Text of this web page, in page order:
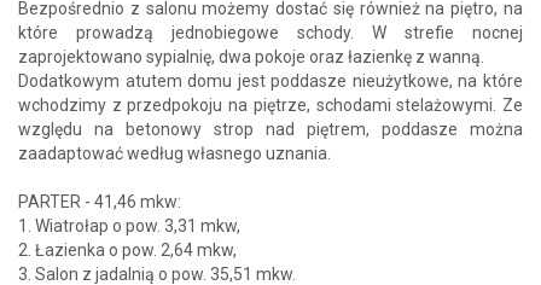
Bezpośrednio z salonu możemy dostać się również na piętro, na
które prowadzą jednobiegowe schody. W strefie nocnej
zaprojektowano sypialnię, dwa pokoje oraz łazienkę z wanną.
Dodatkowym atutem domu jest poddasze nieużytkowe, na które
wchodzimy z przedpokoju na piętrze, schodami stelażowymi. Ze
względu na betonowy strop nad piętrem, poddasze można
zaadaptować według własnego uznania.
PARTER - 41,46 mkw:
1. Wiatrołap o pow. 3,31 mkw,
2. Łazienka o pow. 2,64 mkw,
3. Salon z jadalnią o pow. 35,51 mkw.